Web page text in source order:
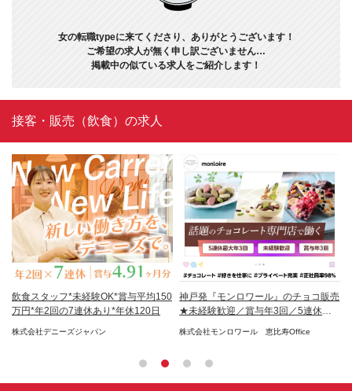
女の転職typeに来てくださり、ありがとうございます！
ご希望の求人が無く申し訳ございません…
掲載中の似ている求人をご紹介します！
接客・販売（飲食）の求人
飲食スタッフ*未経験OK*賞与平均150
万円*年2回の7連休あり*年休120日
株式会社デニーズジャパン
神戸発『モンロワール』のチョコ販売
★未経験歓迎／賞与年3回／5連休あ
株式会社モンロワール 恵比寿Office